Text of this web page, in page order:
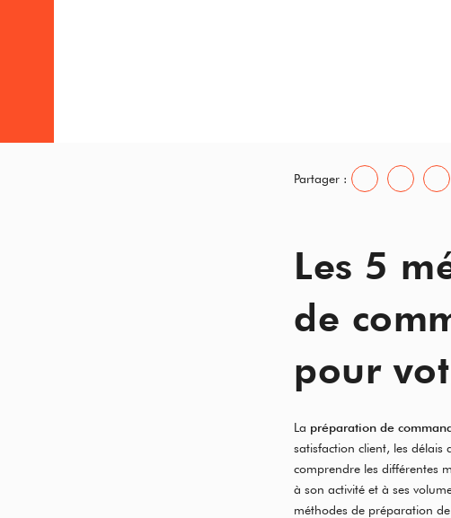
Partager :
Les 5
de
pour
La préparation de
satisfaction client, les délais
comprendre les différentes
à son activité et à ses
méthodes de préparation